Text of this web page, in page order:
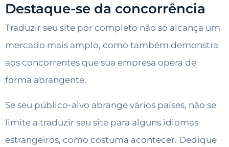
Destaque-se da concorrência
Traduzir seu site por completo não só alcança um
mercado mais amplo, como também demonstra
aos concorrentes que sua empresa opera de
forma abrangente.
Se seu público-alvo abrange vários países, não se
limite a traduzir seu site para alguns idiomas
estrangeiros, como costuma acontecer. Dedique